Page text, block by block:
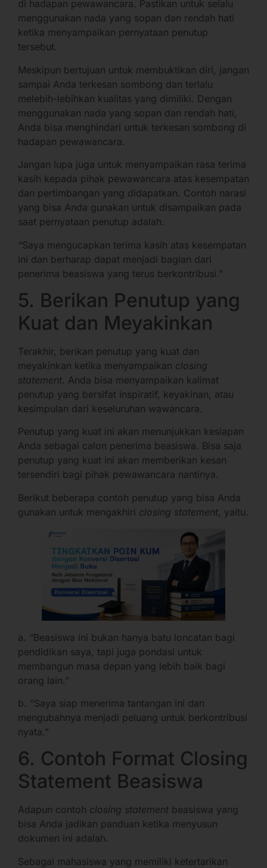
di hadapan pewawancara. Pastikan untuk selalu
menggunakan nada yang sopan dan rendah hati
ketika menyampaikan pernyataan penutup
tersebut.
Meskipun bertujuan untuk membuktikan diri, jangan
sampai Anda terkesan sombong dan terlalu
melebih-lebihkan kualitas yang dimiliki. Dengan
menggunakan nada yang sopan dan rendah hati,
Anda bisa menghindari untuk terkesan sombong di
hadapan pewawancara.
Jangan lupa juga untuk menyampaikan rasa terima
kasih kepada pihak pewawancara atas kesempatan
dan pertimbangan yang didapatkan. Contoh narasi
yang bisa Anda gunakan untuk disampaikan pada
saat pernyataan penutup adalah.
“Saya mengucapkan terima kasih atas kesempatan
ini dan berharap dapat menjadi bagian dari
penerima beasiswa yang terus berkontribusi.”
5. Berikan Penutup yang
Kuat dan Meyakinkan
Terakhir, berikan penutup yang kuat dan
meyakinkan ketika menyampaikan closing
statement. Anda bisa menyampaikan kalimat
penutup yang bersifat inspiratif, keyakinan, atau
kesimpulan dari keseluruhan wawancara.
Penutup yang kuat ini akan menunjukkan kesiapan
Anda sebagai calon penerima beasiswa. Bisa saja
penutup yang kuat ini akan memberikan kesan
tersendiri bagi pihak pewawancara nantinya.
Berikut beberapa contoh penutup yang bisa Anda
gunakan untuk mengakhiri closing statement , yaitu.
a. “Beasiswa ini bukan hanya batu loncatan bagi
pendidikan saya, tapi juga pondasi untuk
membangun masa depan yang lebih baik bagi
orang lain.”
b. “Saya siap menerima tantangan ini dan
mengubahnya menjadi peluang untuk berkontribusi
nyata.”
6. Contoh Format Closing
Statement Beasiswa
Adapun contoh closing statement beasiswa yang
bisa Anda jadikan panduan ketika menyusun
dokumen ini adalah.
Sebagai mahasiswa yang memiliki ketertarikan